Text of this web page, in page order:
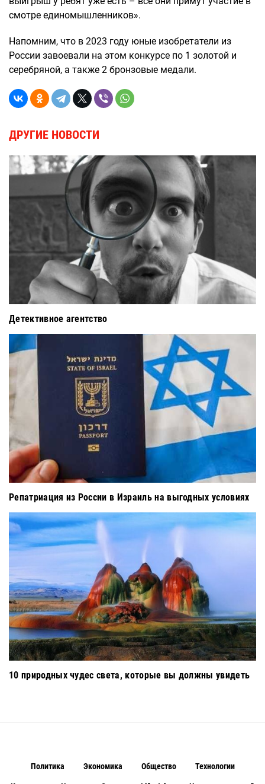
смотре единомышленников».
Напомним, что в 2023 году юные изобретатели из
России завоевали на этом конкурсе по 1 золотой и
серебряной, а также 2 бронзовые медали.
ДРУГИЕ НОВОСТИ
Детективное агентство
Репатриация из России в Израиль на выгодных условиях
10 природных чудес света, которые вы должны увидеть
Политика Экономика Общество Технологии